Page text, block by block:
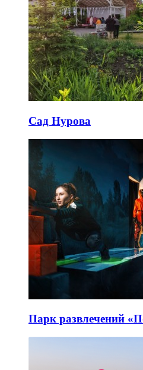
Сад Нурова
Парк развлечений